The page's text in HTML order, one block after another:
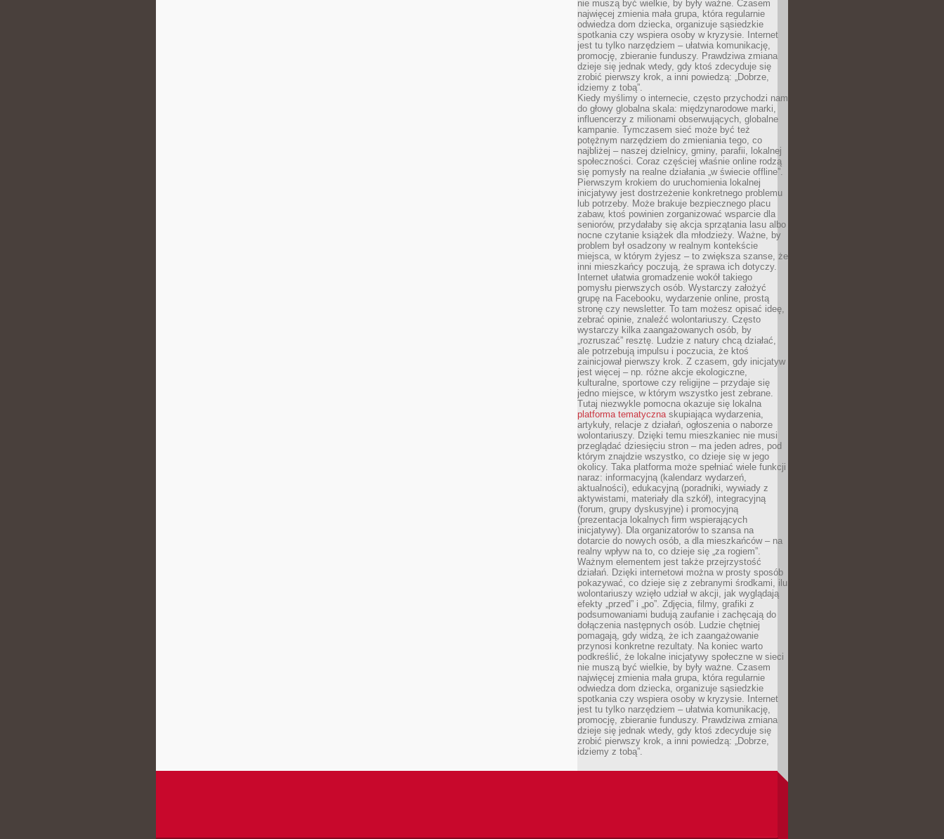
nie muszą być wielkie, by były ważne. Czasem
najwięcej zmienia mała grupa, która regularnie
odwiedza dom dziecka, organizuje sąsiedzkie
spotkania czy wspiera osoby w kryzysie. Internet
jest tu tylko narzędziem – ułatwia komunikację,
promocję, zbieranie funduszy. Prawdziwa zmiana
dzieje się jednak wtedy, gdy ktoś zdecyduje się
zrobić pierwszy krok, a inni powiedzą: „Dobrze,
idziemy z tobą”.
Kiedy myślimy o internecie, często przychodzi nam
do głowy globalna skala: międzynarodowe marki,
influencerzy z milionami obserwujących, globalne
kampanie. Tymczasem sieć może być też
potężnym narzędziem do zmieniania tego, co
najbliżej – naszej dzielnicy, gminy, parafii, lokalnej
społeczności. Coraz częściej właśnie online rodzą
się pomysły na realne działania „w świecie offline”.
Pierwszym krokiem do uruchomienia lokalnej
inicjatywy jest dostrzeżenie konkretnego problemu
lub potrzeby. Może brakuje bezpiecznego placu
zabaw, ktoś powinien zorganizować wsparcie dla
seniorów, przydałaby się akcja sprzątania lasu albo
nocne czytanie książek dla młodzieży. Ważne, by
problem był osadzony w realnym kontekście
miejsca, w którym żyjesz – to zwiększa szanse, że
inni mieszkańcy poczują, że sprawa ich dotyczy.
Internet ułatwia gromadzenie wokół takiego
pomysłu pierwszych osób. Wystarczy założyć
grupę na Facebooku, wydarzenie online, prostą
stronę czy newsletter. To tam możesz opisać ideę,
zebrać opinie, znaleźć wolontariuszy. Często
wystarczy kilka zaangażowanych osób, by
„rozruszać” resztę. Ludzie z natury chcą działać,
ale potrzebują impulsu i poczucia, że ktoś
zainicjował pierwszy krok. Z czasem, gdy inicjatyw
jest więcej – np. różne akcje ekologiczne,
kulturalne, sportowe czy religijne – przydaje się
jedno miejsce, w którym wszystko jest zebrane.
Tutaj niezwykle pomocna okazuje się lokalna
platforma tematycznaskupiająca wydarzenia,
artykuły, relacje z działań, ogłoszenia o naborze
wolontariuszy. Dzięki temu mieszkaniec nie musi
przeglądać dziesięciu stron – ma jeden adres, pod
którym znajdzie wszystko, co dzieje się w jego
okolicy. Taka platforma może spełniać wiele funkcji
naraz: informacyjną (kalendarz wydarzeń,
aktualności), edukacyjną (poradniki, wywiady z
aktywistami, materiały dla szkół), integracyjną
(forum, grupy dyskusyjne) i promocyjną
(prezentacja lokalnych firm wspierających
inicjatywy). Dla organizatorów to szansa na
dotarcie do nowych osób, a dla mieszkańców – na
realny wpływ na to, co dzieje się „za rogiem”.
Ważnym elementem jest także przejrzystość
działań. Dzięki internetowi można w prosty sposób
pokazywać, co dzieje się z zebranymi środkami, ilu
wolontariuszy wzięło udział w akcji, jak wyglądają
efekty „przed” i „po”. Zdjęcia, filmy, grafiki z
podsumowaniami budują zaufanie i zachęcają do
dołączenia następnych osób. Ludzie chętniej
pomagają, gdy widzą, że ich zaangażowanie
przynosi konkretne rezultaty. Na koniec warto
podkreślić, że lokalne inicjatywy społeczne w sieci
nie muszą być wielkie, by były ważne. Czasem
najwięcej zmienia mała grupa, która regularnie
odwiedza dom dziecka, organizuje sąsiedzkie
spotkania czy wspiera osoby w kryzysie. Internet
jest tu tylko narzędziem – ułatwia komunikację,
promocję, zbieranie funduszy. Prawdziwa zmiana
dzieje się jednak wtedy, gdy ktoś zdecyduje się
zrobić pierwszy krok, a inni powiedzą: „Dobrze,
idziemy z tobą”.